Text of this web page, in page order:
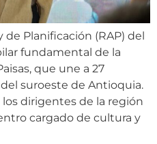
Planificación (RAP) del
fundamental de la
que une a 27
suroeste de Antioquia.
dirigentes de la región
cargado de cultura y